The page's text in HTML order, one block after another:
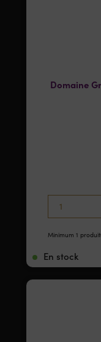
Domaine
1
Minimum 1
En stock